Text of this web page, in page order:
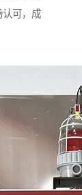
认可，成